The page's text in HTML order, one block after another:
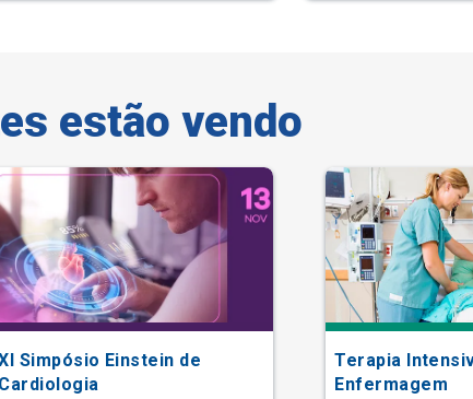
estão vendo
Simpósio Einstein de
Cardiologia
Terapia
Enfermagem